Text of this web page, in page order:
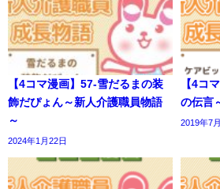
【4コマ漫画】57-雪だるまの装
飾だぴょん～新人介護職員物語
～
2024年1月22日
【4コ
の伝言
2019年7